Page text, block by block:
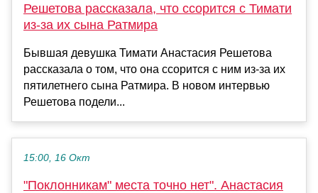
Решетова рассказала, что ссорится с Тимати
из-за их сына Ратмира
Бывшая девушка Тимати Анастасия Решетова
рассказала о том, что она ссорится с ним из-за их
пятилетнего сына Ратмира. В новом интервью
Решетова подели...
15:00, 16 Окт
"Поклонникам" места точно нет". Анастасия